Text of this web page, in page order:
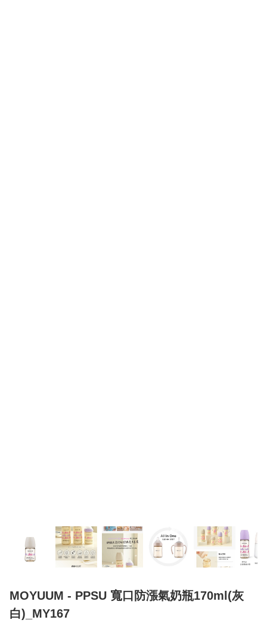
MOYUUM - PPSU 寬口防漲氣奶瓶170ml(灰
白)_MY167